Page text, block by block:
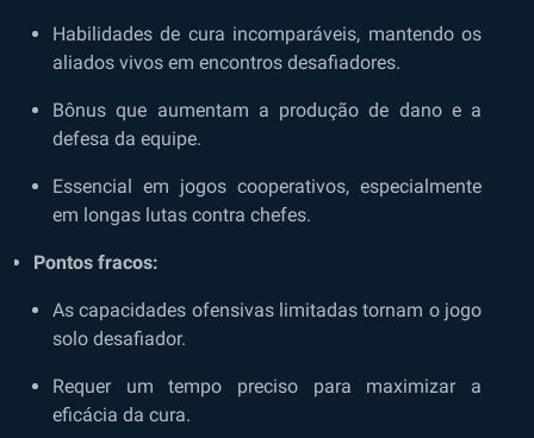
Habilidades de cura incomparáveis, mantendo os
aliados vivos em encontros desafiadores.
Bônus que aumentam a produção de dano e a
defesa da equipe.
Essencial em jogos cooperativos, especialmente
em longas lutas contra chefes.
Pontos fracos:
As capacidades ofensivas limitadas tornam o jogo
solo desafiador.
Requer um tempo preciso para maximizar a
eficácia da cura.